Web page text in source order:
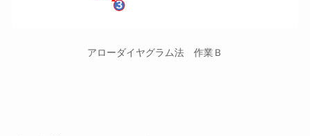
アローダイヤグラム法 作業Ｂ